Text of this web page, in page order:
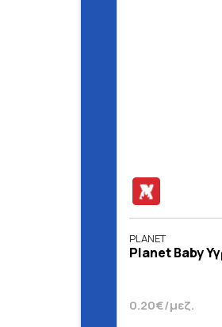
PLANET
Planet Baby
0.20€/μεζ.